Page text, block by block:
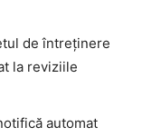
de întreținere
la reviziile
automat